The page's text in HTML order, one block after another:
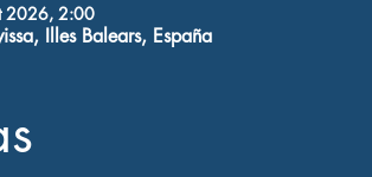
2026, 2:00
Illes Balears, España